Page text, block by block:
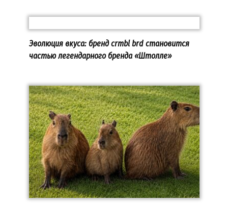
Эволюция вкуса: бренд crmbl brd становится
частью легендарного бренда «Штолле»